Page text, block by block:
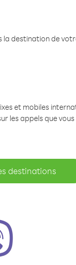
destination de
et mobiles
les appels que vous
destinations